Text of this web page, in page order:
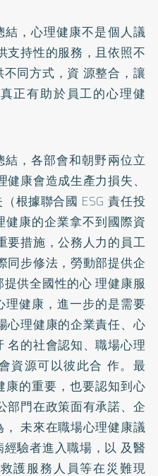
，心理健康不是個人議
支持性的服務，且依照不
同方式，資 源整合，讓
正有助於員工的心理健
，各部會和朝野兩位立
康會造成生產力損失、
根據聯合國 ESG 責任投
康的企業拿不到國際資
要措施，公務人力的員工
同步修法，勞動部提供企
供全國性的心 理健康服
健康，進一步的是需要
心理健康的企業責任、心
名的社會認知、職場心理
資源可以彼此合 作。最
的重要，也要認知到心
部門在政策面有承諾、企
未來在職場心理健康議
驗者進入職場，以 及醫
護服務人員等在災難現